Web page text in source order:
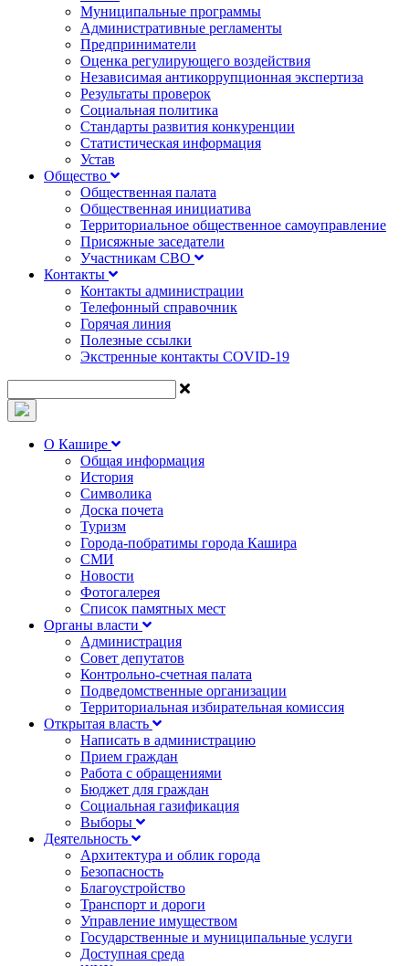
Муниципальные программы
Административные регламенты
Предприниматели
Оценка регулирующего воздействия
Независимая антикоррупционная экспертиза
Результаты проверок
Социальная политика
Стандарты развития конкуренции
Статистическая информация
Устав
Общество
Общественная палата
Общественная инициатива
Территориальное общественное самоуправление
Присяжные заседатели
Участникам СВО
Контакты
Контакты администрации
Телефонный справочник
Горячая линия
Полезные ссылки
Экстренные контакты COVID-19
О Кашире
Общая информация
История
Символика
Доска почета
Туризм
Города-побратимы города Кашира
СМИ
Новости
Фотогалерея
Список памятных мест
Органы власти
Администрация
Совет депутатов
Контрольно-счетная палата
Подведомственные организации
Территориальная избирательная комиссия
Открытая власть
Написать в администрацию
Прием граждан
Работа с обращениями
Бюджет для граждан
Социальная газификация
Выборы
Деятельность
Архитектура и облик города
Безопасность
Благоустройство
Транспорт и дороги
Управление имуществом
Государственные и муниципальные услуги
Доступная среда